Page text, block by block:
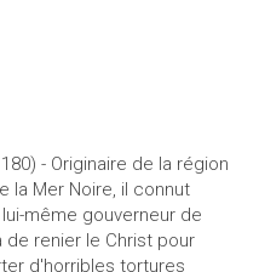
- Originaire de la région
la Mer Noire, il connut
même gouverneur de
de renier le Christ pour
d'horribles tortures